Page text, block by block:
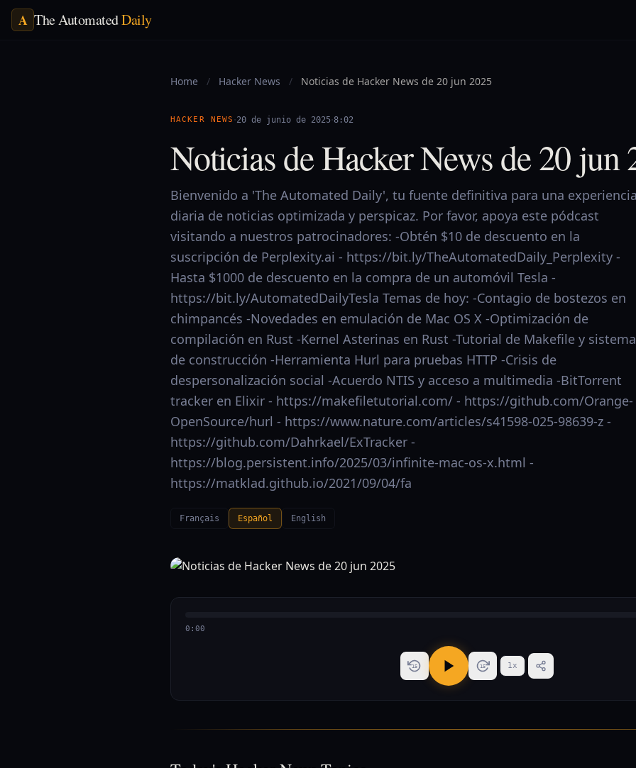
A The AutomatedDaily
Home / Hacker News / Noticias de Hacker News de 20 jun 2025
HACKER NEWS ·20 de junio de 2025·8:02
Noticias de Hacker News de 20 jun
Bienvenido a 'The Automated Daily', tu fuente definitiva para una experiencia
diaria de noticias optimizada y perspicaz. Por favor, apoya este pódcast
visitando a nuestros patrocinadores: -Obtén $10 de descuento en la
suscripción de Perplexity.ai - https://bit.ly/TheAutomatedDaily_Perplexity -
Hasta $1000 de descuento en la compra de un automóvil Tesla -
https://bit.ly/AutomatedDailyTesla Temas de hoy: -Contagio de bostezos en
chimpancés -Novedades en emulación de Mac OS X -Optimización de
compilación en Rust -Kernel Asterinas en Rust -Tutorial de Makefile y
de construcción -Herramienta Hurl para pruebas HTTP -Crisis de
despersonalización social -Acuerdo NTIS y acceso a multimedia -BitTorrent
tracker en Elixir - https://makefiletutorial.com/ - https://github.com/Orange-
OpenSource/hurl - https://www.nature.com/articles/s41598-025-98639-z -
https://github.com/Dahrkael/ExTracker -
https://blog.persistent.info/2025/03/infinite-mac-os-x.html -
https://matklad.github.io/2021/09/04/fa
Français Español English
0:00
15 15 1x